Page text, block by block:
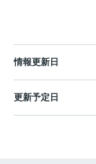
情報更新日
更新予定日